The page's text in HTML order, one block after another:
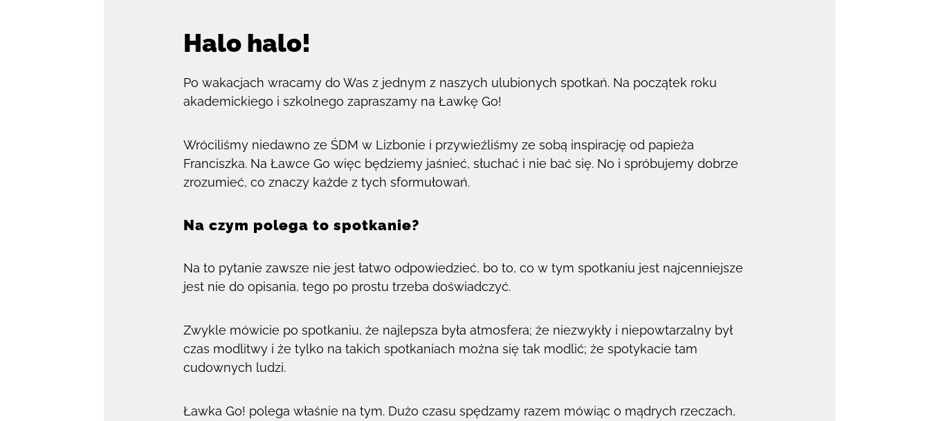
Halo halo!
Po wakacjach wracamy do Was z jednym z naszych ulubionych spotkań. Na początek roku
akademickiego i szkolnego zapraszamy na Ławkę Go!
Wróciliśmy niedawno ze ŚDM w Lizbonie i przywieźliśmy ze sobą inspirację od papieża
Franciszka. Na Ławce Go więc będziemy jaśnieć, słuchać i nie bać się. No i spróbujemy dobrze
zrozumieć, co znaczy każde z tych sformułowań.
Na czym polega to spotkanie?
Na to pytanie zawsze nie jest łatwo odpowiedzieć, bo to, co w tym spotkaniu jest najcenniejsze
jest nie do opisania, tego po prostu trzeba doświadczyć.
Zwykle mówicie po spotkaniu, że najlepsza była atmosfera; że niezwykły i niepowtarzalny był
czas modlitwy i że tylko na takich spotkaniach można się tak modlić; że spotykacie tam
cudownych ludzi.
Ławka Go! polega właśnie na tym. Dużo czasu spędzamy razem mówiąc o mądrych rzeczach,